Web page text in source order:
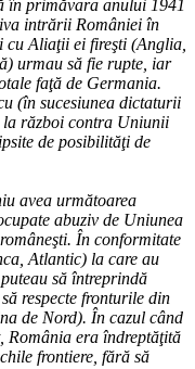
în primăvara anului 1941
intrării României în
Aliaţii ei fireşti (Anglia,
urmau să fie rupte, iar
faţă de Germania.
(în sucesiunea dictaturii
la război contra Uniunii
de posibilităţi de
avea următoarea
abuziv de Uniunea
În conformitate
Atlantic) la care au
să întreprindă
respecte fronturile din
de Nord). În cazul când
România era îndreptăţită
frontiere, fără să